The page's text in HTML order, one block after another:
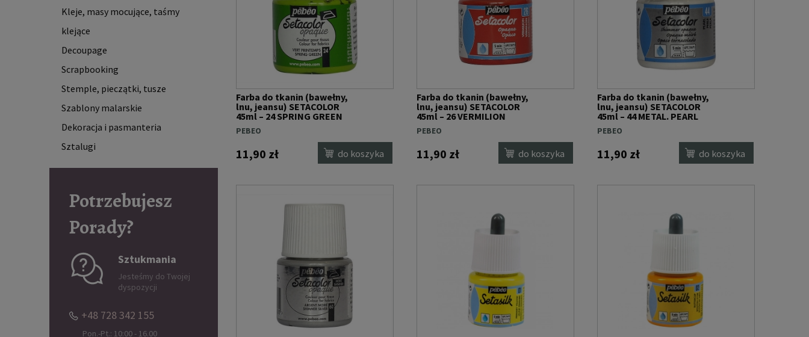
Kleje, masy mocujące, taśmy
klejące
Decoupage
Scrapbooking
Stemple, pieczątki, tusze
Szablony malarskie
Dekoracja i pasmanteria
Sztalugi
Potrzebujesz
Porady?
Sztukmania
Jesteśmy do Twojej
dyspozycji
+48 728 342 155
Pon.-Pt.: 10:00 - 16.00
Farba do tkanin (bawełny,
lnu, jeansu) SETACOLOR
45ml – 24 SPRING GREEN
PEBEO
11,90 zł do koszyka
Farba do tkanin (bawełny,
lnu, jeansu) SETACOLOR
45ml – 26 VERMILION
PEBEO
11,90 zł do koszyka
Farba do tkanin (bawełny,
lnu, jeansu) SETACOLOR
45ml – 44 METAL. PEARL
SHIMMER
PEBEO
11,90 zł do koszyka